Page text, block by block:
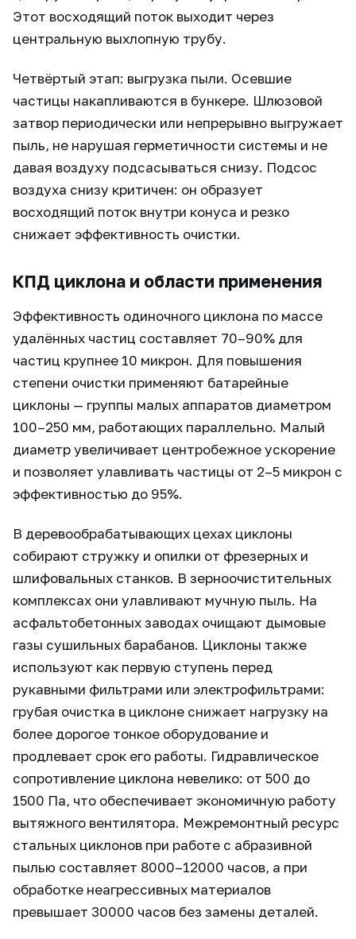
Этот восходящий поток выходит через
центральную выхлопную трубу.
Четвёртый этап: выгрузка пыли. Осевшие
частицы накапливаются в бункере. Шлюзовой
затвор периодически или непрерывно выгружает
пыль, не нарушая герметичности системы и не
давая воздуху подсасываться снизу. Подсос
воздуха снизу критичен: он образует
восходящий поток внутри конуса и резко
снижает эффективность очистки.
КПД циклона и области применения
Эффективность одиночного циклона по массе
удалённых частиц составляет 70–90% для
частиц крупнее 10 микрон. Для повышения
степени очистки применяют батарейные
циклоны — группы малых аппаратов диаметром
100–250 мм, работающих параллельно. Малый
диаметр увеличивает центробежное ускорение
и позволяет улавливать частицы от 2–5 микрон с
эффективностью до 95%.
В деревообрабатывающих цехах циклоны
собирают стружку и опилки от фрезерных и
шлифовальных станков. В зерноочистительных
комплексах они улавливают мучную пыль. На
асфальтобетонных заводах очищают дымовые
газы сушильных барабанов. Циклоны также
используют как первую ступень перед
рукавными фильтрами или электрофильтрами:
грубая очистка в циклоне снижает нагрузку на
более дорогое тонкое оборудование и
продлевает срок его работы. Гидравлическое
сопротивление циклона невелико: от 500 до
1500 Па, что обеспечивает экономичную работу
вытяжного вентилятора. Межремонтный ресурс
стальных циклонов при работе с абразивной
пылью составляет 8000–12000 часов, а при
обработке неагрессивных материалов
превышает 30000 часов без замены деталей.